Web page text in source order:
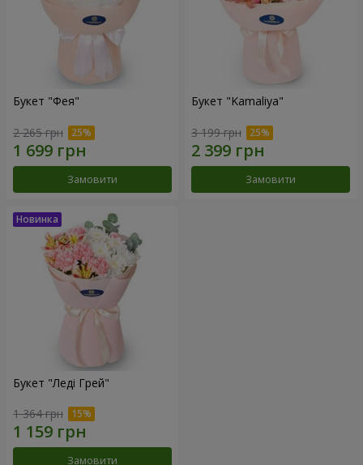
Букет "Фея"
2 265 грн
Замовити
Букет "Kamaliya"
3 199 грн
Замовити
Букет "Леді Грей"
1 364 грн
Замовити